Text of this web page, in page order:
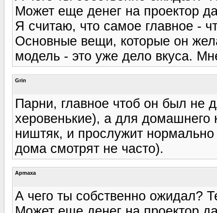
Может еще денег на проектор
Я считаю, что самое главное -
Основные вещи, которые он
модель - это уже дело вкуса.
Grin
Парни, главное чтоб он был не
херовенькие), а для домашнего
ништяк, и прослужит
дома смотрят не часто).
Apmaxa
А чего ты собственно ожидал?